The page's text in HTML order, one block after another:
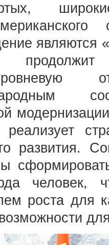
являются
продолжит
реализует
развития.
человек,
роста для